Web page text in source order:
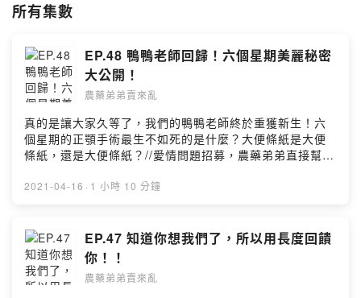
🔍FB：農藥弟弟賣來亂
Powered by Firstory Hosting
所有集數
EP.48 鴨鴨老師回歸！六個星期美麗秘密
大公開！
農藥弟弟賣來亂
真的是讓大家久等了，我們的鴨鴨老師終於重獲新生！六
個星期的正顎手術最生不如死的是什麼？大便條紙是大便
條紙，還是大便條紙？//愛情問題招募，農藥弟弟直接幫您
通通都可以為你解答！//🔍IG：農藥弟弟賣來
https://open.firstory.me/story/cknj22yi06zvc0816emlb
s94i?m=comment🧚🏻‍♂️小額贊助農藥弟弟讓我們更有動力
做好節目 🧚🏻‍♀️https://pay.firstory.me/user/nongyaodidi
背景音樂出處： Happy Life
2021-04-16 · 1 小時 10 分鐘
EP.47 知道你想我們了，所以用長度回饋
你！！
農藥弟弟賣來亂